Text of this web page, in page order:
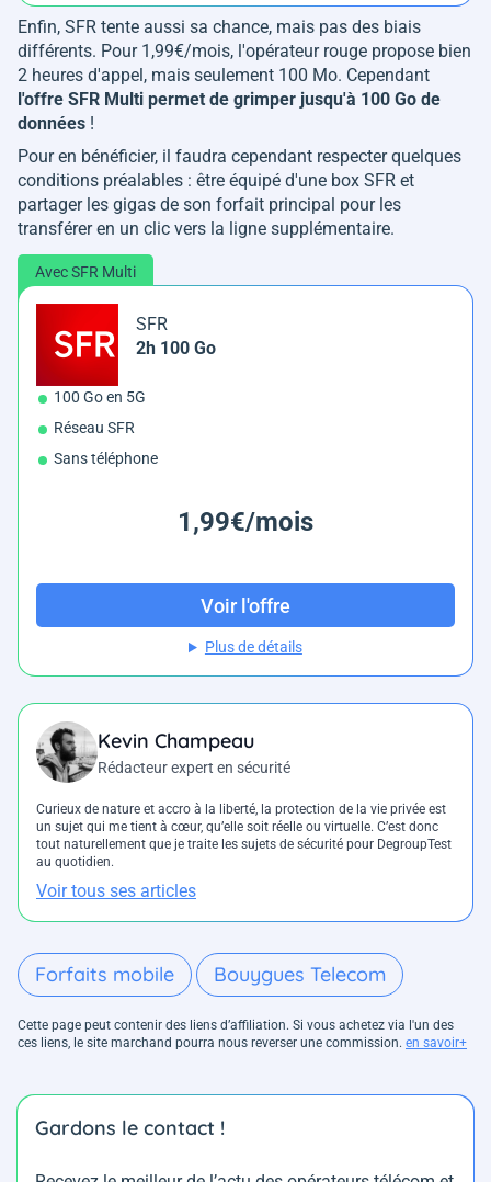
Enfin, SFR tente aussi sa chance, mais pas des biais
différents. Pour 1,99€/mois, l'opérateur rouge propose bien
2 heures d'appel, mais seulement 100 Mo. Cependant
l'offre SFR Multi permet de grimper jusqu'à 100 Go de
données !
Pour en bénéficier, il faudra cependant respecter quelques
conditions préalables : être équipé d'une box SFR et
partager les gigas de son forfait principal pour les
transférer en un clic vers la ligne supplémentaire.
Avec SFR Multi
SFR
2h 100 Go
100 Go en 5G
Réseau SFR
Sans téléphone
1,99€/mois
Voir l'offre
Plus de détails
Kevin Champeau
Rédacteur expert en sécurité
Curieux de nature et accro à la liberté, la protection de la vie privée est
un sujet qui me tient à cœur, qu’elle soit réelle ou virtuelle. C’est donc
tout naturellement que je traite les sujets de sécurité pour DegroupTest
au quotidien.
Voir tous ses articles
Forfaits mobile Bouygues Telecom
Cette page peut contenir des liens d’affiliation. Si vous achetez via l'un des
ces liens, le site marchand pourra nous reverser une commission. en savoir+
Gardons le contact !